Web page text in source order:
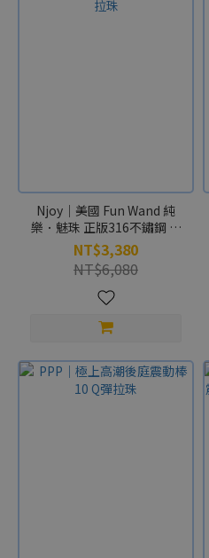
Njoy｜美國 Fun Wand 純
樂．魅珠 正版316不鏽鋼 後
庭拉珠
NT$3,380
NT$6,080